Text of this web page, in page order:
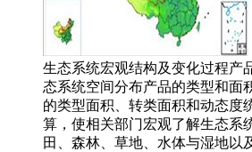
生态系统宏观结构及变化过程产
态系统空间分布产品的类型和面
的类型面积、转类面积和动态度
算，使相关部门宏观了解生态系
田、森林、草地、水体与湿地以